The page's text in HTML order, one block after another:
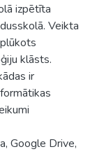
izpētīta
Veikta
klāsts.
ir
Google Drive,